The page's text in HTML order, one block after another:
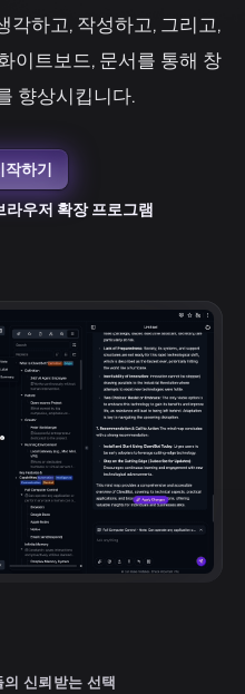
각하고, 작성하고, 그리고,
이트보드, 문서를 통해 창
향상시킵니다.
하기
라우저 확장 프로그램
신뢰받는 선택